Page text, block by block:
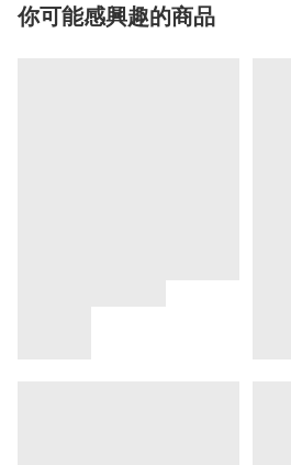
你可能感興趣的商品